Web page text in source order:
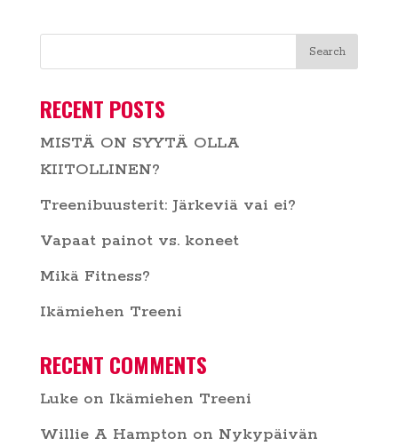
RECENT POSTS
MISTÄ ON SYYTÄ OLLA
KIITOLLINEN?
Treenibuusterit: Järkeviä vai ei?
Vapaat painot vs. koneet
Mikä Fitness?
Ikämiehen Treeni
RECENT COMMENTS
Lukeon Ikämiehen Treeni
Willie A Hampton on Nykypäivän